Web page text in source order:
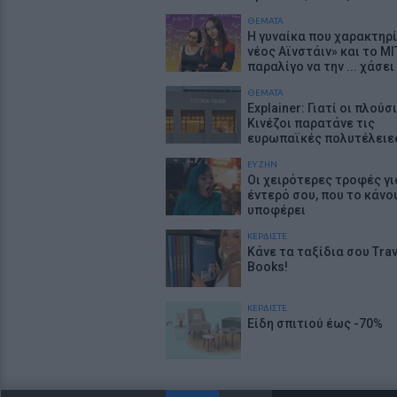
ΘΕΜΑΤΑ
Η γυναίκα που
νέος Αϊνστάιν» και το
παραλίγο να την ... χάσει
ΘΕΜΑΤΑ
Explainer: Γιατί οι
Κινέζοι παρατάνε τις
ευρωπαϊκές
ΕΥ ΖΗΝ
Οι χειρότερες τροφές
έντερό σου, που το
υποφέρει
ΚΕΡΔΙΣΤΕ
Κάνε τα ταξίδια σου
Books!
ΚΕΡΔΙΣΤΕ
Είδη σπιτιού έως -70%